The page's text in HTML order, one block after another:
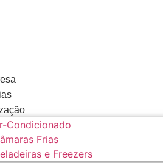
Condicionado
Frias
e Freezers